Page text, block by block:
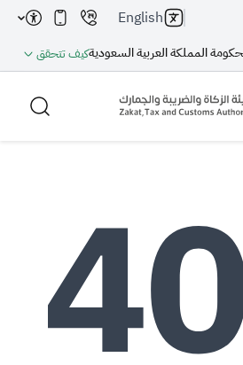
المملكة العربية السعوديةكيف تتحقق
English